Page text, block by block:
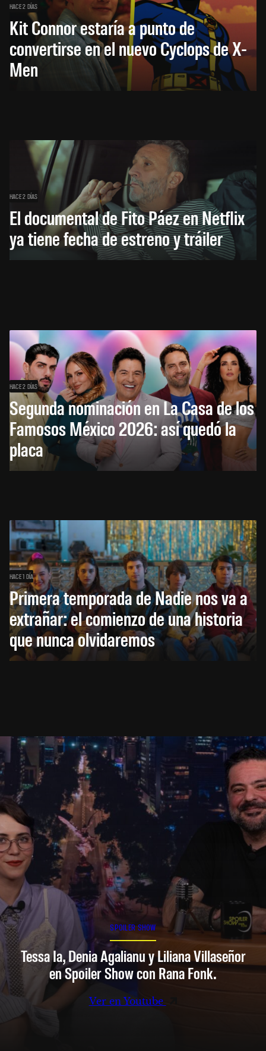
HACE 2 DÍAS
Kit Connor estaría a punto de
convertirse en el nuevo Cyclops de X-
Men
HACE 2 DÍAS
El documental de Fito Páez en Netflix
ya tiene fecha de estreno y tráiler
HACE 2 DÍAS
Segunda nominación en La Casa de los
Famosos México 2026: así quedó la
placa
HACE 1 DÍA
Primera temporada de Nadie nos va a
extrañar: el comienzo de una historia
que nunca olvidaremos
SPOILER SHOW
Tessa Ia, Denia Agalianu y Liliana Villaseñor
en Spoiler Show con Rana Fonk.
Ver en Youtube